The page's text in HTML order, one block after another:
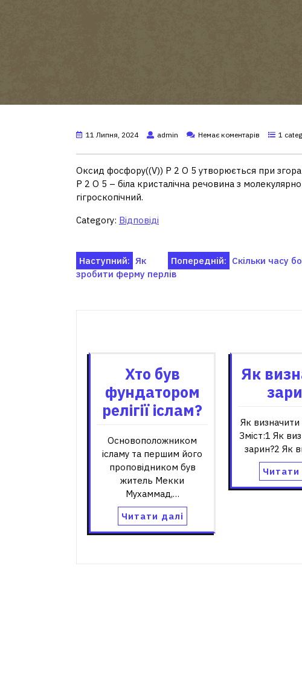
11 Липня, 2024 admin Немає коментарів 1
Оксид фосфору((V)) P 2 O 5 утворюється при
P 2 O 5 – біла кристалічна речовина з
гігроскопічний.
Category: Відповіді
Навігація
Попередній: Скільки часу
Наступний: Як
зробити ферму перлів
Хто був
фундатором
релігії іслам?
Основоположником
ісламу та першим його
проповідником був
житель Мекки
Мухаммад,…
Читати далі
Як
Як визначити
Зміст:1 Як
зарин?2 Як
Читати